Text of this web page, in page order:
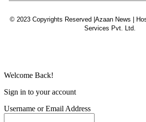
© 2023 Copyrights Reserved |Azaan News |
Services Pvt. Ltd.
Welcome Back!
Sign in to your account
Username or Email Address